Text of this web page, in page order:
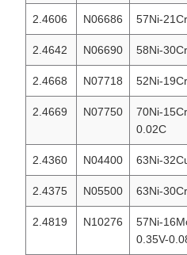
2.4606 N06686 57Ni-
2.4642 N06690 58Ni-
2.4668 N07718 52Ni-
2.4669 N07750
70Ni-
0.02C
2.4360 N04400 63Ni-
2.4375 N05500 63Ni-
2.4819 N10276
57Ni-
0.35V-